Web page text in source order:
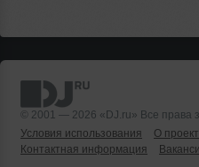
© 2001 — 2026 «DJ.ru» Все права
Условия использования
О
Контактная информация